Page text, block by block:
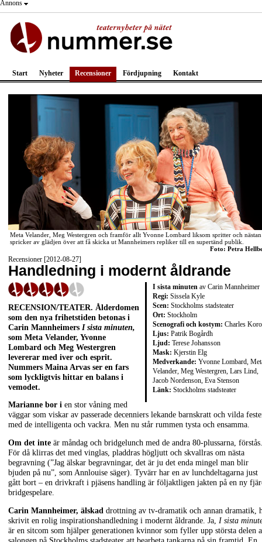
Annons
Start Nyheter Recensioner Fördjupning Kontakt
Meta Velander, Meg Westergren och framför allt Yvonne Lombard liksom spritter och nästan
spricker av glädjen över att få skicka ut Mannheimers repliker till en supertänd publik.
Foto: Petra
Recensioner [2012-08-27]
Handledning i modernt åldrande
I sista minuten av Carin Mannheimer
Regi: Sissela Kyle
Scen: Stockholms stadsteater
Ort: Stockholm
Scenografi och kostym: Charles
Ljus: Patrik Bogårdh
Ljud: Terese Johansson
Mask: Kjerstin Elg
Medverkande: Yvonne Lombard,
Velander, Meg Westergren, Lars Lind,
Jacob Nordenson, Eva Stenson
Länk: Stockholms stadsteater
RECENSION/TEATER. Ålderdomen
som den nya frihetstiden betonas i
Carin Mannheimers I sista minuten,
som Meta Velander, Yvonne
Lombard och Meg Westergren
levererar med iver och esprit.
Nummers Maina Arvas ser en fars
som lyckligtvis hittar en balans i
vemodet.
Marianne bor i en stor våning med
väggar som viskar av passerade decenniers lekande barnskratt och vilda
med de intelligenta och vackra. Men nu står rummen tysta och ensamma.
Om det inte är måndag och bridgelunch med de andra 80-plussarna, förstås.
För då klirras det med vinglas, pladdras högljutt och skvallras om nästa
begravning (”Jag älskar begravningar, det är ju det enda mingel man blir
bjuden på nu”, som Annlouise säger). Tyvärr har en av lunchdeltagarna just
gått bort – en drivkraft i pjäsens handling är följaktligen jakten på en ny
bridgespelare.
Carin Mannheimer, älskad drottning av tv-dramatik och annan dramatik,
skrivit en rolig inspirationshandledning i modernt åldrande. Ja, I sista
är en sitcom som hjälper generationen kvinnor som fyller upp största delen